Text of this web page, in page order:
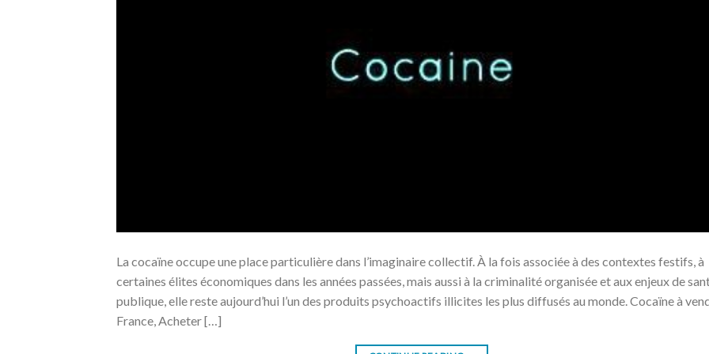
La cocaïne occupe une place particulière dans l’imaginaire collectif. À la fois associée à des contextes festifs, à
certaines élites économiques dans les années passées, mais aussi à la criminalité organisée et aux enjeux de
publique, elle reste aujourd’hui l’un des produits psychoactifs illicites les plus diffusés au monde. Cocaïne à
France, Acheter […]